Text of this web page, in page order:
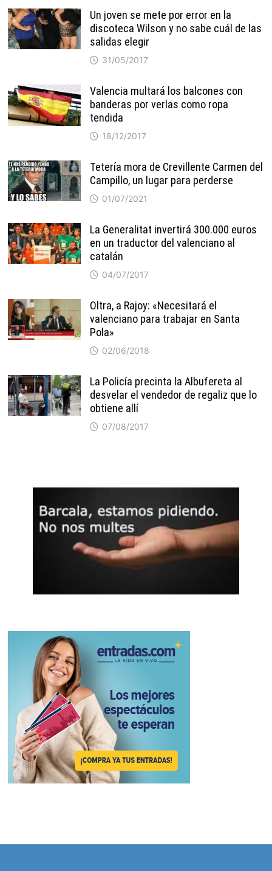
Un joven se mete por error en la
discoteca Wilson y no sabe cuál de las
salidas elegir
31/05/2017
Valencia multará los balcones con
banderas por verlas como ropa
tendida
18/12/2017
Tetería mora de Crevillente Carmen del
Campillo, un lugar para perderse
01/07/2021
La Generalitat invertirá 300.000 euros
en un traductor del valenciano al
catalán
04/07/2017
Oltra, a Rajoy: «Necesitará el
valenciano para trabajar en Santa
Pola»
02/06/2018
La Policía precinta la Albufereta al
desvelar el vendedor de regaliz que lo
obtiene allí
07/08/2017